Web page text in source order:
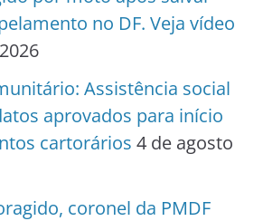
no DF. Veja vídeo
Assistência social
aprovados para início
cartorários 4 de agosto
coronel da PMDF